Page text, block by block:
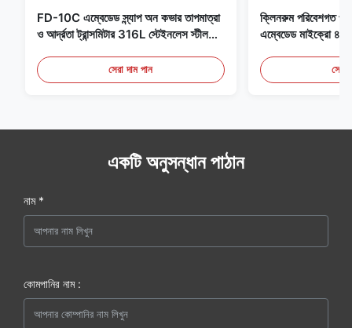
FD-10C এম্বেডেড স্ন্যাপ অন কভার তাপমাত্রা
ও আর্দ্রতা ট্রান্সমিটার 316L স্টেইনলেস স্টীল
সেরা দাম পান
ক্লিনরুম পরিবেশগত
এম্বেডেড মাইক্রো
সেরা
একটি অনুসন্ধান পাঠান
নাম *
কোমপানির নাম :